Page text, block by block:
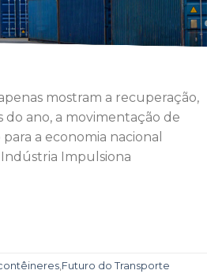
mostram a recuperação,
do ano, a movimentação de
a economia nacional
Impulsiona
,Futuro do Transporte